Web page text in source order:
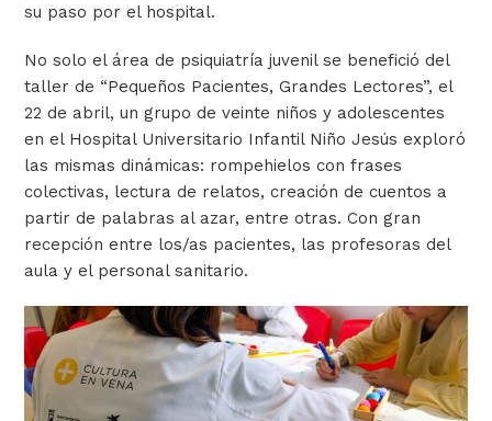
su paso por el hospital.
No solo el área de psiquiatría juvenil se benefició del
taller de “Pequeños Pacientes, Grandes Lectores”, el
22 de abril, un grupo de veinte niños y adolescentes
en el Hospital Universitario Infantil Niño Jesús exploró
las mismas dinámicas: rompehielos con frases
colectivas, lectura de relatos, creación de cuentos a
partir de palabras al azar, entre otras. Con gran
recepción entre los/as pacientes, las profesoras del
aula y el personal sanitario.